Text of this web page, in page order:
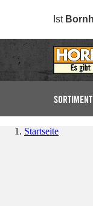
Ist
SORTIMENT
Startseite